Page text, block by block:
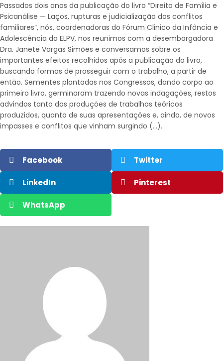
Passados dois anos da publicação do livro “Direito de Família e
Psicanálise — Laços, rupturas e judicialização dos conflitos
familiares”, nós, coordenadoras do Fórum Clinico da Infância e
Adolescência da ELPV, nos reunimos com a desembargadora
Dra. Janete Vargas Simões e conversamos sobre os
importantes efeitos recolhidos após a publicação do livro,
buscando formas de prosseguir com o trabalho, a partir de
então. Sementes plantadas nos Congressos, dando corpo ao
primeiro livro, germinaram trazendo novas indagações, restos
advindos tanto das produções de trabalhos teóricos
produzidos, quanto de suas apresentações e, ainda, de novos
impasses e conflitos que vinham surgindo (…).
Facebook Twitter
LinkedIn Pinterest
WhatsApp